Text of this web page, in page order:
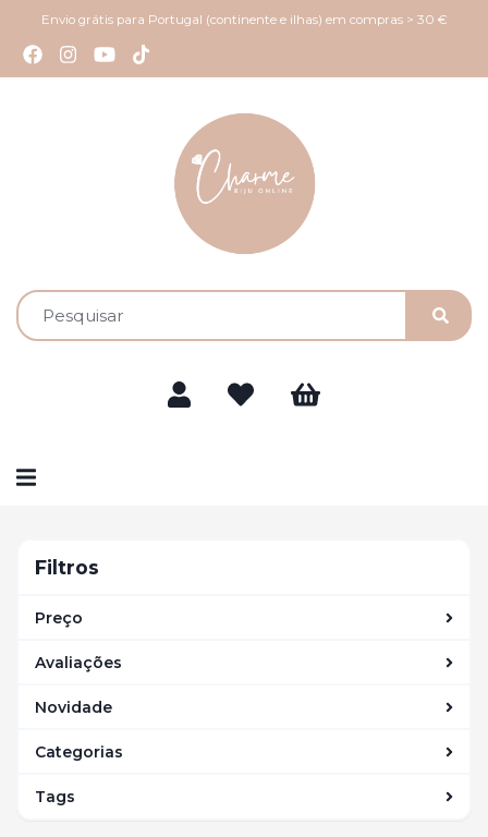
Envio grátis para Portugal (continente e ilhas) em compras > 30 €
Alternar
Filtros
Preço
Avaliações
Novidade
Categorias
Tags